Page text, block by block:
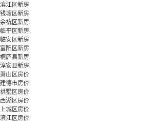
滨江区新房
钱塘区新房
余杭区新房
临平区新房
临安区新房
富阳区新房
桐庐县新房
淳安县新房
萧山区房价
建德市房价
拱墅区房价
西湖区房价
上城区房价
滨江区房价